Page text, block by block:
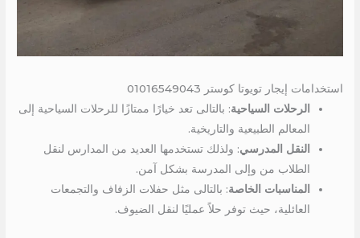
استخدامات إيجار تويوتا كوستر 01016549043
الرحلات السياحية: بالتالى تعد خيارًا ممتازًا للرحلات السياحية إلى
المعالم الطبيعية والتاريخية.
النقل المدرسي: ولذلك تستخدمها العديد من المدارس لنقل
الطلاب من وإلى المدرسة بشكل آمن.
المناسبات الخاصة: بالتالى مثل حفلات الزفاف والتجمعات
العائلية، حيث توفر حلاً عمليًا لنقل الضيوف.